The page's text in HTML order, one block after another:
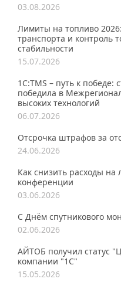
03.08.2026
Лимиты на топливо
транспорта и контроль
стабильности
15.07.2026
1С:TMS – путь к победе:
победила в
высоких технологий
06.07.2026
Отсрочка штрафов за
24.06.2026
Как снизить расходы на
конференции
03.06.2026
С Днём спутникового
02.06.2026
АЙТОБ получил статус
компании "1С"
15.05.2026